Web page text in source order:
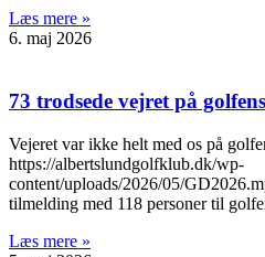
Læs mere »
6. maj 2026
73 trodsede vejret på
Vejeret var ikke helt med os på
https://albertslundgolfklub.dk/wp-
content/uploads/2026/05/
tilmelding med 118 personer til
Læs mere »